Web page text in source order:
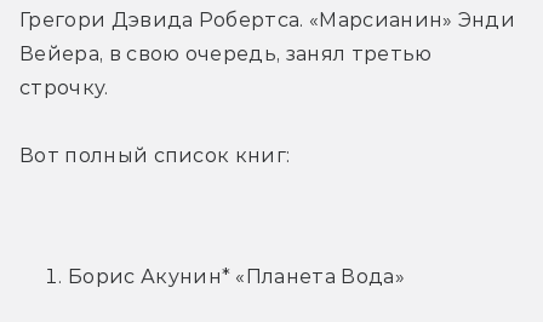
Грегори Дэвида Робертса. «Марсианин» Энди
Вейера, в свою очередь, занял третью
строчку.
Вот полный список книг:
Борис Акунин* «Планета Вода»